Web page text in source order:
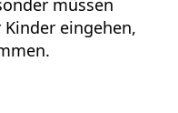
müssen
eingehen,